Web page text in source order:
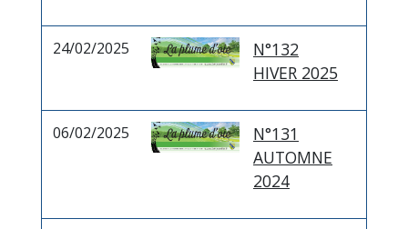
24/02/2025
N°132
HIVER 2025
06/02/2025
N°131
AUTOMNE
2024